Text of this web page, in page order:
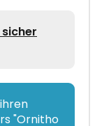
"Ornitho